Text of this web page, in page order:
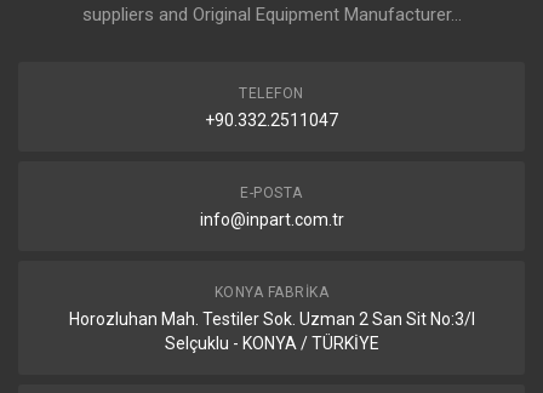
suppliers and Original Equipment Manufacturer...
TELEFON
+90.332.2511047
E-POSTA
info@inpart.com.tr
KONYA FABRIKA
Horozluhan Mah. Testiler Sok. Uzman 2 San Sit No:3/I
Selçuklu - KONYA / TÜRKİYE